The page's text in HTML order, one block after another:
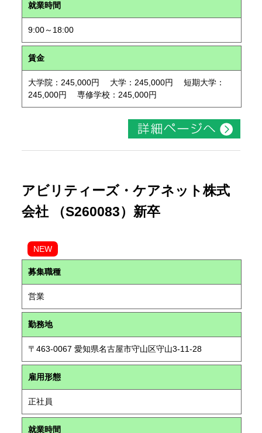
就業時間
9:00～18:00
賃金
大学院：245,000円 大学：245,000円 短期大学：
245,000円 専修学校：245,000円
アビリティーズ・ケアネット株式
会社 （S260083）新卒
NEW
募集職種
営業
勤務地
〒463-0067 愛知県名古屋市守山区守山3-11-28
雇用形態
正社員
就業時間